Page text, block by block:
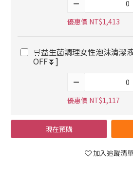
優惠價 NT$1,413
🛒益生菌調理女性泡沫清潔
OFF⏬]
優惠價 NT$1,117
現在預購
加入追蹤清